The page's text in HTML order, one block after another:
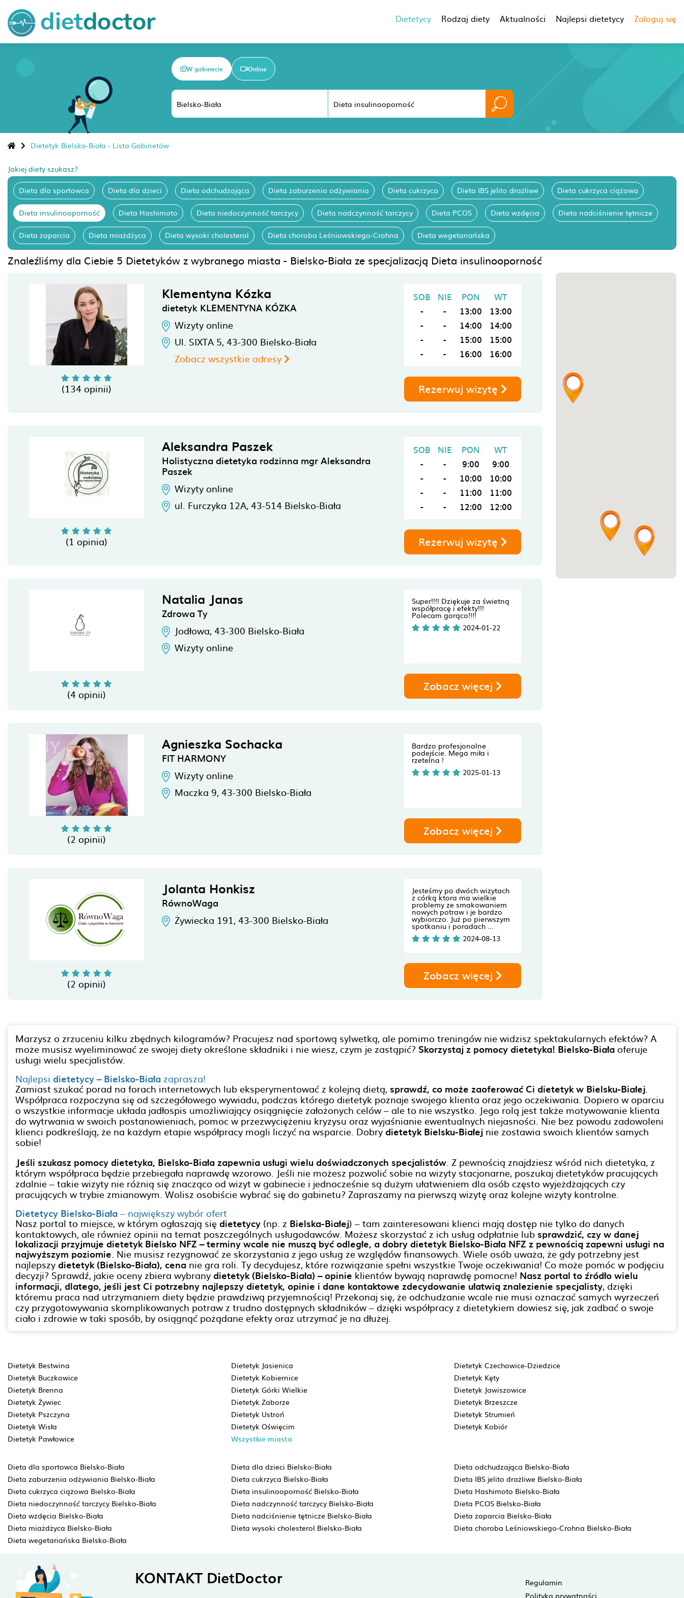
Dietetycy Rodzaj diety Aktualności Najlepsi dietetycy Zaloguj się
W gabinecie Online
Dietetyk Bielsko-Biała - Lista Gabinetów
Jakiej diety szukasz?
Dieta dla sportowca Dieta dla dzieci Dieta odchudzająca Dieta zaburzenia odżywiania Dieta cukrzyca Dieta IBS jelito drażliwe Dieta cukrzyca ciążowa
Dieta insulinooporność Dieta Hashimoto Dieta niedoczynność tarczycy Dieta nadczynność tarczycy Dieta PCOS Dieta wzdęcia Dieta nadciśnienie tętnicze
Dieta zaparcia Dieta miażdżyca Dieta wysoki cholesterol Dieta choroba Leśniowskiego-Crohna Dieta wegetariańska
Znaleźliśmy dla Ciebie 5 Dietetyków z wybranego miasta - Bielsko-Biała ze specjalizacją Dieta insulinooporność
(134 opinii)
Klementyna Kózka
dietetyk KLEMENTYNA KÓZKA
Wizyty online
Ul. SIXTA 5, 43-300 Bielsko-Biała
Zobacz wszystkie adresy
SOB NIE PON
WT
-
- 13:00
13:00
-
- 14:00
14:00
-
- 15:00
15:00
-
- 16:00 16:00
Rezerwuj wizytę
(1 opinia)
Aleksandra Paszek
Holistyczna dietetyka rodzinna mgr Aleksandra
Paszek
Wizyty online
ul. Furczyka 12A, 43-514 Bielsko-Biała
SOB NIE PON
WT
-
- 9:00
9:00
-
- 10:00
10:00
-
- 11:00
11:00
-
- 12:00 12:00
Rezerwuj wizytę
(4 opinii)
Natalia Janas
Zdrowa Ty
Jodłowa, 43-300 Bielsko-Biała
Wizyty online
Super!!!! Dziękuje za świetną
współpracę i efekty!!!
Polecam gorąco!!!!
2024-01-22
Zobacz więcej
(2 opinii)
Agnieszka Sochacka
FIT HARMONY
Wizyty online
Maczka 9, 43-300 Bielsko-Biała
Bardzo profesjonalne
podejście. Mega miła i
rzetelna !
2025-01-13
Zobacz więcej
(2 opinii)
Jolanta Honkisz
RównoWaga
Żywiecka 191, 43-300 Bielsko-Biała
Jesteśmy po dwóch wizytach
z córką ktora ma wielkie
problemy ze smakowaniem
nowych potraw i je bardzo
wybiorczo. Już po pierwszym
spotkaniu i poradach ...
2024-08-13
Zobacz więcej
Marzysz o zrzuceniu kilku zbędnych kilogramów? Pracujesz nad sportową sylwetką, ale pomimo treningów nie widzisz spektakularnych efektów? A
może musisz wyeliminować ze swojej diety określone składniki i nie wiesz, czym je zastąpić? Skorzystaj z pomocy dietetyka! Bielsko-Biała oferuje
usługi wielu specjalistów.
Najlepsi dietetycy – Bielsko-Biała zaprasza!
Zamiast szukać porad na forach internetowych lub eksperymentować z kolejną dietą, sprawdź, co może zaoferować Ci dietetyk w Bielsku-Białej.
Współpraca rozpoczyna się od szczegółowego wywiadu, podczas którego dietetyk poznaje swojego klienta oraz jego oczekiwania. Dopiero w oparciu
o wszystkie informacje układa jadłospis umożliwiający osiągnięcie założonych celów – ale to nie wszystko. Jego rolą jest także motywowanie klienta
do wytrwania w swoich postanowieniach, pomoc w przezwyciężeniu kryzysu oraz wyjaśnianie ewentualnych niejasności. Nie bez powodu zadowoleni
klienci podkreślają, że na każdym etapie współpracy mogli liczyć na wsparcie. Dobry dietetyk Bielsku-Białej nie zostawia swoich klientów samych
sobie!
Jeśli szukasz pomocy dietetyka, Bielsko-Biała zapewnia usługi wielu doświadczonych specjalistów. Z pewnością znajdziesz wśród nich dietetyka, z
którym współpraca będzie przebiegała naprawdę wzorowo. Jeśli nie możesz pozwolić sobie na wizyty stacjonarne, poszukaj dietetyków pracujących
zdalnie – takie wizyty nie różnią się znacząco od wizyt w gabinecie i jednocześnie są dużym ułatwieniem dla osób często wyjeżdżających czy
pracujących w trybie zmianowym. Wolisz osobiście wybrać się do gabinetu? Zapraszamy na pierwszą wizytę oraz kolejne wizyty kontrolne.
Dietetycy Bielsko-Biała– największy wybór ofert
Nasz portal to miejsce, w którym ogłaszają się dietetycy (np. z Bielska-Białej) – tam zainteresowani klienci mają dostęp nie tylko do danych
kontaktowych, ale również opinii na temat poszczególnych usługodawców. Możesz skorzystać z ich usług odpłatnie lub sprawdzić, czy w danej
lokalizacji przyjmuje dietetyk Bielsko NFZ – terminy wcale nie muszą być odległe, a dobry dietetyk Bielsko-Biała NFZ z pewnością zapewni usługi na
najwyższym poziomie. Nie musisz rezygnować ze skorzystania z jego usług ze względów finansowych. Wiele osób uważa, że gdy potrzebny jest
najlepszy dietetyk (Bielsko-Biała), cena nie gra roli. Ty decydujesz, które rozwiązanie spełni wszystkie Twoje oczekiwania! Co może pomóc w podjęciu
decyzji? Sprawdź, jakie oceny zbiera wybrany dietetyk (Bielsko-Biała) – opinie klientów bywają naprawdę pomocne! Nasz portal to źródło wielu
informacji, dlatego, jeśli jest Ci potrzebny najlepszy dietetyk, opinie i dane kontaktowe zdecydowanie ułatwią znalezienie specjalisty, dzięki
któremu praca nad utrzymaniem diety będzie prawdziwą przyjemnością! Przekonaj się, że odchudzanie wcale nie musi oznaczać samych wyrzeczeń
czy przygotowywania skomplikowanych potraw z trudno dostępnych składników – dzięki współpracy z dietetykiem dowiesz się, jak zadbać o swoje
ciało i zdrowie w taki sposób, by osiągnąć pożądane efekty oraz utrzymać je na dłużej.
Dietetyk Bestwina Dietetyk Jasienica
Dietetyk Czechowice-Dziedzice
Dietetyk Buczkowice
Dietetyk Kobiernice
Dietetyk Kęty
Dietetyk Brenna
Dietetyk Górki Wielkie
Dietetyk Jawiszowice
Dietetyk Żywiec
Dietetyk Zaborze
Dietetyk Brzeszcze
Dietetyk Pszczyna
Dietetyk Ustroń
Dietetyk Strumień
Dietetyk Wisła
Dietetyk Oświęcim
Dietetyk Kobiór
Dietetyk Pawłowice
Wszystkie miasta
Dieta dla sportowca Bielsko-Biała Dieta dla dzieci Bielsko-Biała
Dieta odchudzająca Bielsko-Biała
Dieta zaburzenia odżywiania Bielsko-Biała
Dieta cukrzyca Bielsko-Biała
Dieta IBS jelito drażliwe Bielsko-Biała
Dieta cukrzyca ciążowa Bielsko-Biała
Dieta insulinooporność Bielsko-Biała
Dieta Hashimoto Bielsko-Biała
Dieta niedoczynność tarczycy Bielsko-Biała
Dieta nadczynność tarczycy Bielsko-Biała
Dieta PCOS Bielsko-Biała
Dieta wzdęcia Bielsko-Biała
Dieta nadciśnienie tętnicze Bielsko-Biała
Dieta zaparcia Bielsko-Biała
Dieta miażdżyca Bielsko-Biała
Dieta wysoki cholesterol Bielsko-Biała
Dieta choroba Leśniowskiego-Crohna Bielsko-Biała
Dieta wegetariańska Bielsko-Biała
KONTAKT DietDoctor
Regulamin
Polityka prywatności